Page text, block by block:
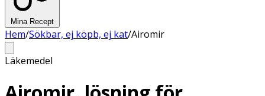
Mina Recept
Hem/Sökbar, ej köpb, ej kat/Airomir
Läkemedel